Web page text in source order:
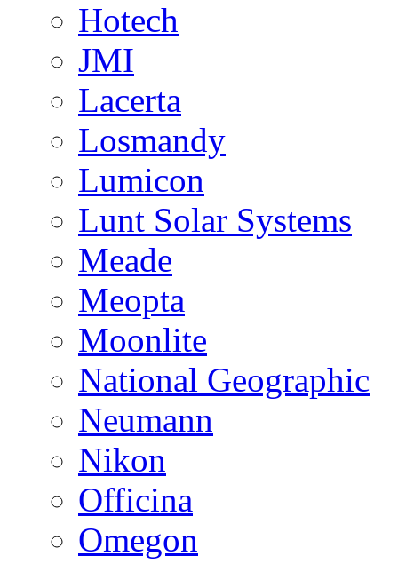
Hotech
JMI
Lacerta
Losmandy
Lumicon
Lunt Solar Systems
Meade
Meopta
Moonlite
National Geographic
Neumann
Nikon
Officina
Omegon